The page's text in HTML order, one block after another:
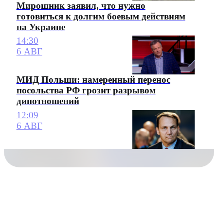
Мирошник заявил, что нужно
готовиться к долгим боевым действиям
на Украине
14:30
6 АВГ
МИД Польши: намеренный перенос
посольства РФ грозит разрывом
дипотношений
12:09
6 АВГ